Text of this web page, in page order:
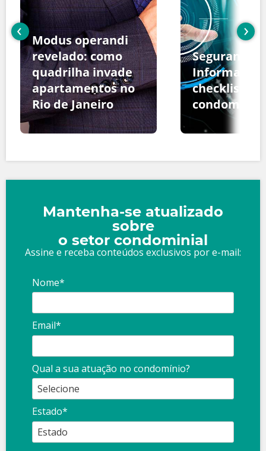
Modus operandi
revelado: como
quadrilha invade
apartamentos no
Rio de Janeiro
Segurança
Informação:
checklist
‹ ›
Mantenha-se atualizado
sobre
o setor condominial
Assine e receba conteúdos exclusivos por e-mail:
Nome*
Email*
Qual a sua atuação no condomínio?
Estado*